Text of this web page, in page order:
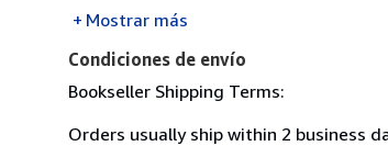
Mostrar más
Condiciones de envío
Bookseller Shipping Terms:
Orders usually ship within 2 business